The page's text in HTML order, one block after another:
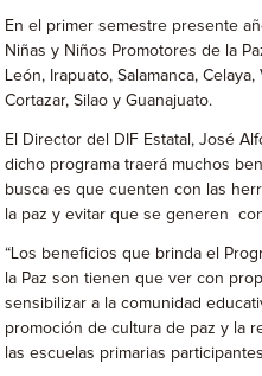
En el primer semestre presente
Niñas y Niños Promotores de la
León, Irapuato, Salamanca,
Cortazar, Silao y Guanajuato.
El Director del DIF Estatal, José
dicho programa traerá muchos
busca es que cuenten con las
la paz y evitar que se generen
“Los beneficios que brinda el
la Paz son tienen que ver con
sensibilizar a la comunidad
promoción de cultura de paz y la
las escuelas primarias